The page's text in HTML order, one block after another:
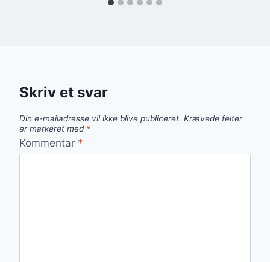
Skriv et svar
Din e-mailadresse vil ikke blive publiceret. Krævede felter
er markeret med *
Kommentar *